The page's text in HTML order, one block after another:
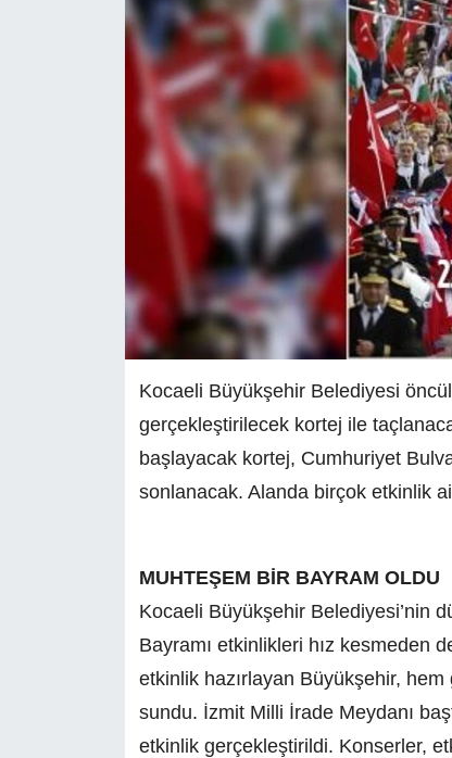
Kocaeli Büyükşehir Belediyesi
gerçekleştirilecek kortej ile
başlayacak kortej, Cumhuriyet
sonlanacak. Alanda birçok etkinlik
MUHTEŞEM BİR BAYRAM OLDU
Kocaeli Büyükşehir Belediyesi’nin
Bayramı etkinlikleri hız kesmeden
etkinlik hazırlayan Büyükşehir,
sundu. İzmit Milli İrade Meydanı
etkinlik gerçekleştirildi. Konserler,